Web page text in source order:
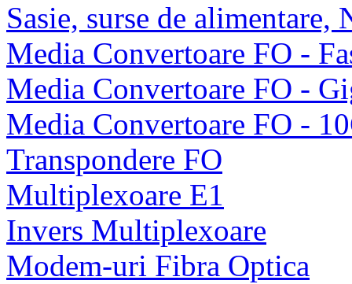
Sasie, surse de alimentare,
Media Convertoare FO -
Media Convertoare FO -
Media Convertoare FO -
Transpondere FO
Multiplexoare E1
Invers Multiplexoare
Modem-uri Fibra Optica